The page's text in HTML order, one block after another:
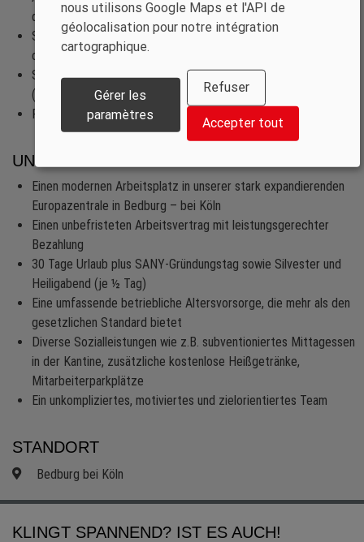
deadlines in a fast-paced environment.
Strong communication and interpersonal skills, with the ability to
collaborate across departments.
Solid understanding of German tax regulations, particularly VAT
(Umsatzsteuer).
Proficiency in English and German.
UNSER ANGEBOT
Einen modernen Arbeitsplatz in unserer stark expandierenden
Europazentrale in Bedburg – bei Köln
Einen unbefristeten Arbeitsvertrag mit leistungsgerechter
Bezahlung
30 Tage Urlaub plus SANY-Gründungstag sowie Silvester und
Heiligabend (je ½ Tag)
Eine umfassende betriebliche Altersvorsorge, die mehr als den
gesetzlichen Standard bietet
Diverse Sozialleistungen wie z.B. subventioniertes Mittagessen
in der Kantine, zusätzliche kostenlose Heißgetränke,
Mitarbeiterparkplätze
Ein unkompliziertes, motiviertes und zielorientiertes Team
STANDORT
Bedburg bei Köln
KLINGT SPANNEND? IST ES AUCH!
nous utilisons Google Maps et l'API de
géolocalisation pour notre intégration
cartographique.
Gérer les
paramètres
Refuser
Accepter tout